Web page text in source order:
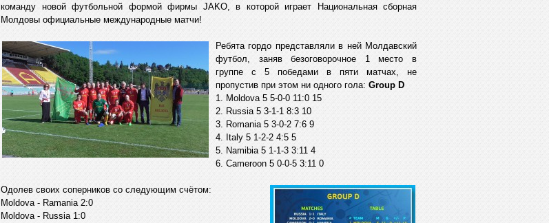
команду новой футбольной формой фирмы JАKO, в которой играет Национальная сборная
Молдовы официальные международные матчи!
Ребята гордо представляли в ней Молдавский
футбол, заняв безоговорочное 1 место в
группе с 5 победами в пяти матчах, не
пропустив при этом ни одного гола: Group D
1. Moldova 5 5-0-0 11:0 15
2. Russia 5 3-1-1 8:3 10
3. Romania 5 3-0-2 7:6 9
4. Italy 5 1-2-2 4:5 5
5. Namibia 5 1-1-3 3:11 4
6. Cameroon 5 0-0-5 3:11 0
Одолев своих соперников со следующим счётом:
Moldova - Ramania 2:0
Moldova - Russia 1:0